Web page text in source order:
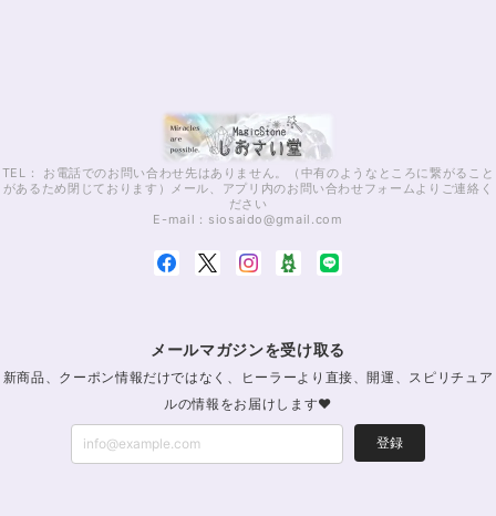
TEL： お電話でのお問い合わせ先はありません。（中有のようなところに繋がること
があるため閉じております）メール、アプリ内のお問い合わせフォームよりご連絡く
ださい
E-mail： siosaido@gmail.com
メールマガジンを受け取る
新商品、クーポン情報だけではなく、ヒーラーより直接、開運、スピリチュア
ルの情報をお届けします♥
登録